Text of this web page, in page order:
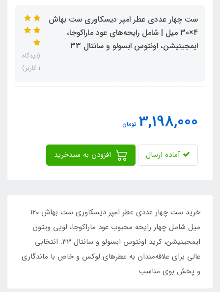
ست چهار عددی عطر امپر دیسکاوری ست بهاش
4×30 میل | شامل رایحه‌های عود ماراکوجا،
ایمجینیشن، اونتوس ابسولو و سانتال 33
(دیدگاه
1 کاربر)
3,198,000 تومان
آماده ارسال
خرید ست چهار عددی عطر امپر دیسکاوری ست بهاش 120
میل شامل چهار رایحه محبوب عود ماراکوجا، لویی ویتون
ایمجینیشن، کرید اونتوس ابسولو و سانتال 33. انتخابی
عالی برای علاقه‌مندان به عطرهای لوکس و خاص با ماندگاری
و پخش بوی مناسب.